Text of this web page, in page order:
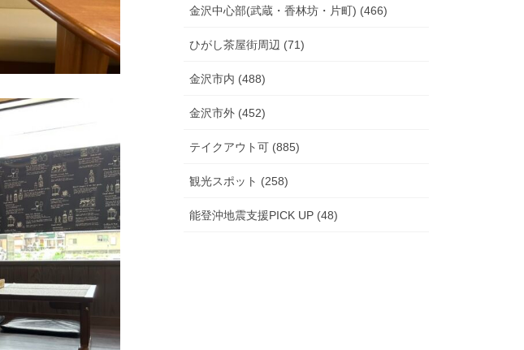
金沢中心部(武蔵・香林坊・片町) (466)
ひがし茶屋街周辺 (71)
金沢市内 (488)
金沢市外 (452)
テイクアウト可 (885)
観光スポット (258)
能登沖地震支援PICK UP (48)